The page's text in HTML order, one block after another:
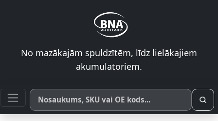
No mazākajām spuldzītēm, līdz lielākajiem
akumulatoriem.
Meklēt pēc produkta nosaukuma, SKU vai OE koda